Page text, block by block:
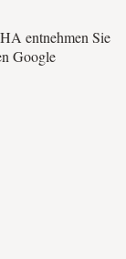
entnehmen Sie
Google